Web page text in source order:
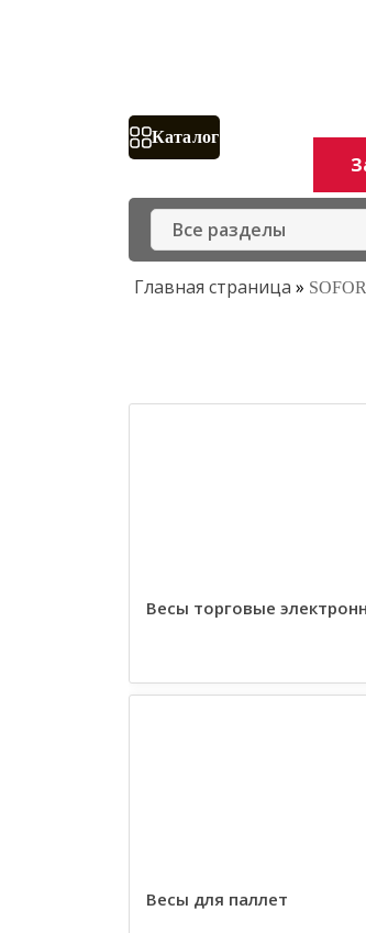
Каталог
Главная страница »
Весы торговые
Весы для паллет